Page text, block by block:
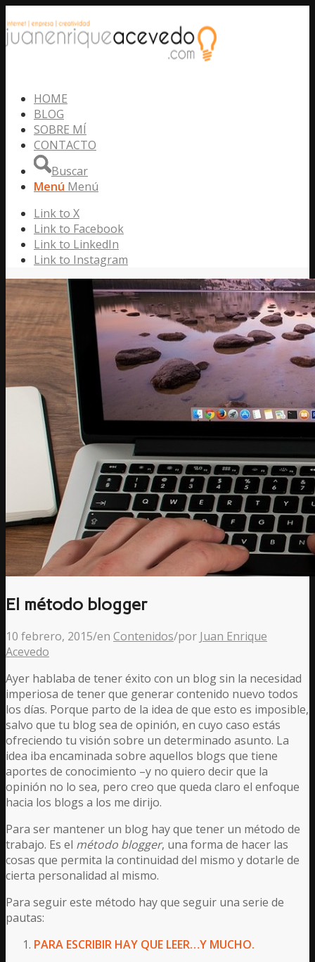
HOME
BLOG
SOBRE MÍ
CONTACTO
Buscar
Menú Menú
Link to X
Link to Facebook
Link to LinkedIn
Link to Instagram
El método blogger
10 febrero, 2015/en Contenidos/por Juan Enrique
Acevedo
Ayer hablaba de tener éxito con un blog sin la necesidad
imperiosa de tener que generar contenido nuevo todos
los días. Porque parto de la idea de que esto es imposible,
salvo que tu blog sea de opinión, en cuyo caso estás
ofreciendo tu visión sobre un determinado asunto. La
idea iba encaminada sobre aquellos blogs que tiene
aportes de conocimiento –y no quiero decir que la
opinión no lo sea, pero creo que queda claro el enfoque
hacia los blogs a los me dirijo.
Para ser mantener un blog hay que tener un método de
trabajo. Es el método blogger, una forma de hacer las
cosas que permita la continuidad del mismo y dotarle de
cierta personalidad al mismo.
Para seguir este método hay que seguir una serie de
pautas:
PARA ESCRIBIR HAY QUE LEER…Y MUCHO.